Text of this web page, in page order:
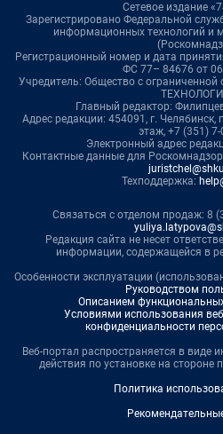
Сетевое издание
Зарегистрировано Федеральной
информационных технологий и
Регистрационный номер и дата
ФС 77– 84676 от
Учредитель: Общество с
Главный редактор:
Адрес редакции: 454091, г. Челябинск,
этаж, +7 (351)
Электронный адрес
Контактные данные для
Техподдержка:
Связаться с отделом продаж: 8
Редакция сайта не несет
информации, содержащейся в
Особенности эксплуатации
Руководством
Описанием
Условиями использования
конфиденциальности
Веб-портал распространяется в виде
действия по установке на стороне
Политика